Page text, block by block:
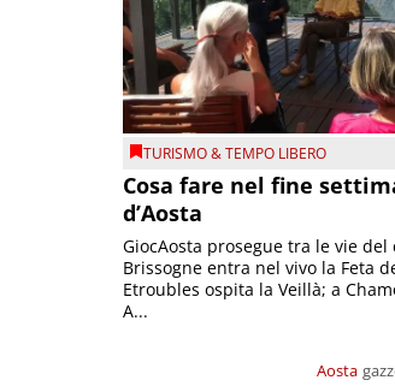
TURISMO & TEMPO LIBERO
Cosa fare nel fine
d’Aosta
Aosta
GiocAosta prosegue tra le vie del
Brissogne entra nel vivo la Feta
Etroubles ospita la Veillà; a
A...